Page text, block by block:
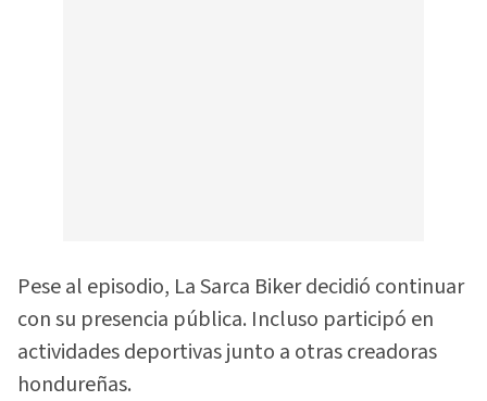
Pese al episodio, La Sarca Biker decidió continuar
con su presencia pública. Incluso participó en
actividades deportivas junto a otras creadoras
hondureñas.